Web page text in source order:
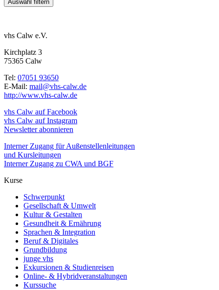
vhs Calw e.V.
Kirchplatz 3
75365 Calw
Tel: 07051 93650
E-Mail: mail@vhs-calw.de
http://www.vhs-calw.de
vhs Calw auf Facebook
vhs Calw auf Instagram
Newsletter abonnieren
Interner Zugang für Außenstellenleitungen
und Kursleitungen
Interner Zugang zu CWA und BGF
Kurse
Schwerpunkt
Gesellschaft & Umwelt
Kultur & Gestalten
Gesundheit & Ernährung
Sprachen & Integration
Beruf & Digitales
Grundbildung
junge vhs
Exkursionen & Studienreisen
Online- & Hybridveranstaltungen
Kurssuche